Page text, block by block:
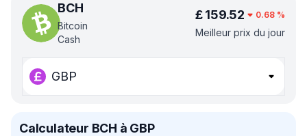
BCH
Bitcoin
Cash
£ 159.52 0.68 %
Meilleur prix du jour
GBP
Calculateur BCH à GBP